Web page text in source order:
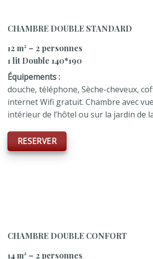
CHAMBRE DOUBLE STANDARD
12 m² – 2 personnes
1 lit Double 140*190
Équipements :
douche, téléphone, Sèche-cheveux,
internet Wifi gratuit. Chambre avec
intérieur de l’hôtel ou sur la jardin de
RESERVER
CHAMBRE DOUBLE CONFORT
14 m² – 2 personnes